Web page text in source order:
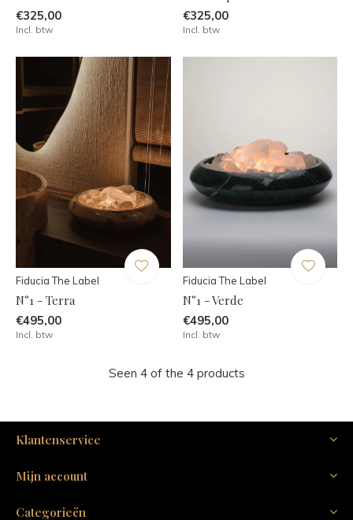
€325,00
Incl. btw
€325,00
Incl. btw
Fiducia The Label
N°1 - Terra
€495,00
Incl. btw
Fiducia The Label
N°1 - Verde
€495,00
Incl. btw
Seen 4 of the 4 products
Klantenservice
Mijn account
Categorieën